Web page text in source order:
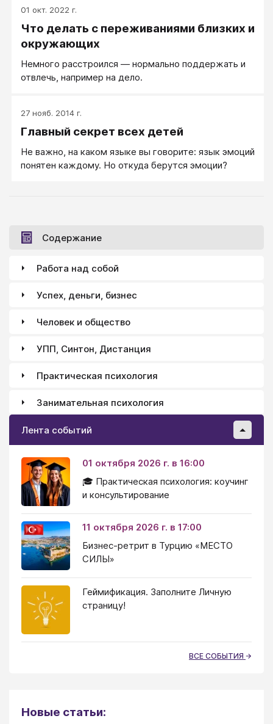
01 окт. 2022 г.
Что делать с переживаниями близких и
окружающих
Немного расстроился ― нормально поддержать и
отвлечь, например на дело.
27 нояб. 2014 г.
Главный секрет всех детей
Не важно, на каком языке вы говорите: язык эмоций
понятен каждому. Но откуда берутся эмоции?
Содержание
Работа над собой
Успех, деньги, бизнес
Человек и общество
УПП, Синтон, Дистанция
Практическая психология
Занимательная психология
Лента событий
01 октября 2026 г. в 16:00
🎓 Практическая психология: коучинг
и консультирование
11 октября 2026 г. в 17:00
Бизнес-ретрит в Турцию «МЕСТО
СИЛЫ»
Геймификация. Заполните Личную
страницу!
ВСЕ СОБЫТИЯ
Новые статьи: